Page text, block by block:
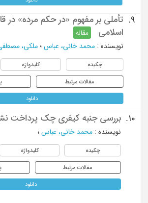
9.
تأملی بر مفهوم «در حکم مرده» در
اسلامی
مقاله
نویسنده : محمد خانی، عباس ؛ ملکی،
چکیده کلیدواژه
مقالات مرتبط
دانلود
10. بررسی جنبه کیفری چک پرداخت
نویسنده : محمد خانی، عباس ؛
چکیده کلیدواژه
مقالات مرتبط
دانلود